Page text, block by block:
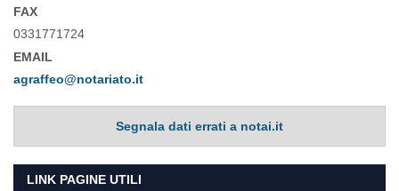
FAX
0331771724
EMAIL
agraffeo@notariato.it
Segnala dati errati a notai.it
LINK PAGINE UTILI